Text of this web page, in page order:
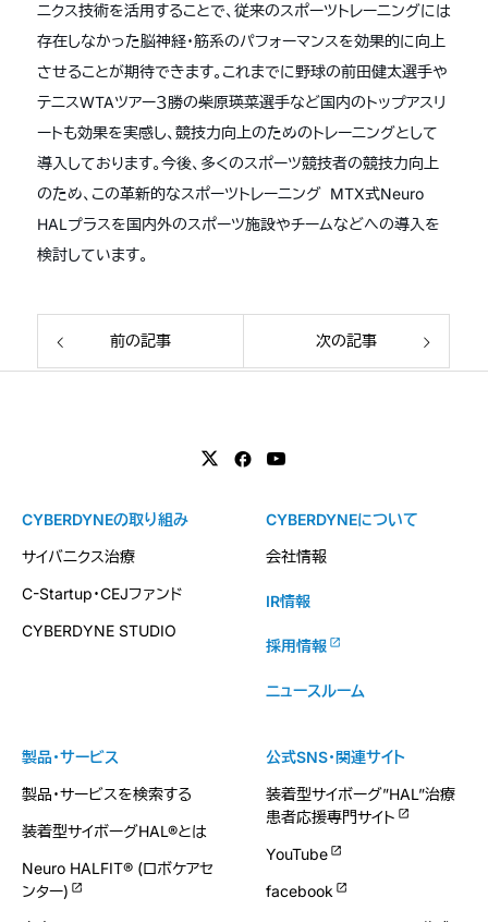
ニクス技術を活用することで、従来のスポーツトレーニングには
存在しなかった脳神経・筋系のパフォーマンスを効果的に向上
させることが期待できます。これまでに野球の前田健太選手や
テニスWTAツアー３勝の柴原瑛菜選手など国内のトップアスリ
ートも効果を実感し、競技力向上のためのトレーニングとして
導入しております。今後、多くのスポーツ競技者の競技力向上
のため、この革新的なスポーツトレーニング MTX式Neuro
HALプラスを国内外のスポーツ施設やチームなどへの導入を
検討しています。
前の記事 次の記事
製品・サービス
製品・サービスを検索する
装着型サイボーグHAL®とは
Neuro HALFIT® (ロボケアセ
ンター)
CYBERDYNEの取り組み
サイバニクス治療
C-Startup・CEJファンド
CYBERDYNE STUDIO
CYBERDYNEについて
会社情報
IR情報
採用情報
ニュースルーム
公式SNS・関連サイト
装着型サイボーグ”HAL”治療
患者応援専門サイト
YouTube
facebook